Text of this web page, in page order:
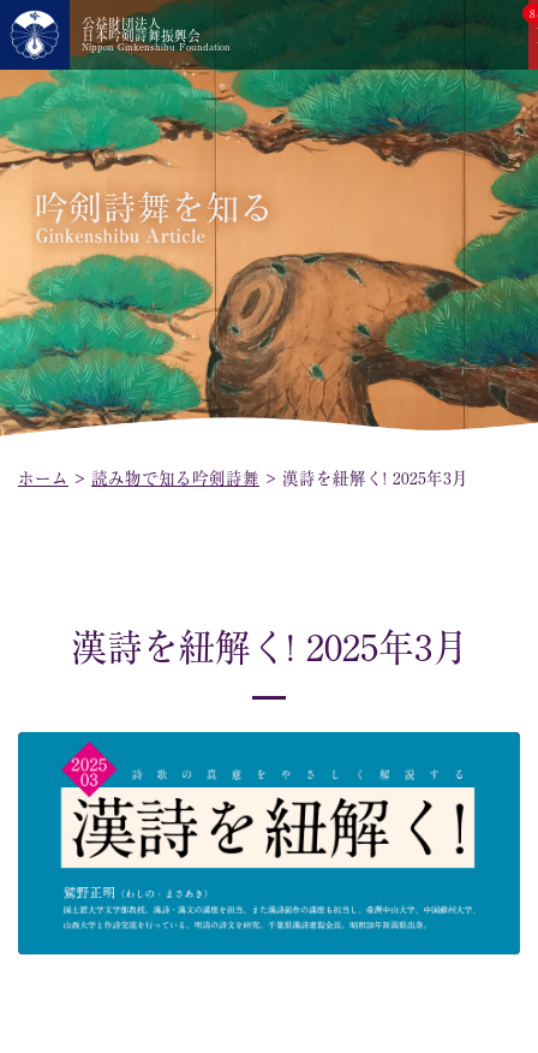
公益財団法人
日本吟剣詩舞振興会
Nippon Ginkenshibu Foundation
ホーム > 読み物で知る吟剣詩舞 > 漢詩を紐解く! 2025年3月
漢詩を紐解く! 2025年3月